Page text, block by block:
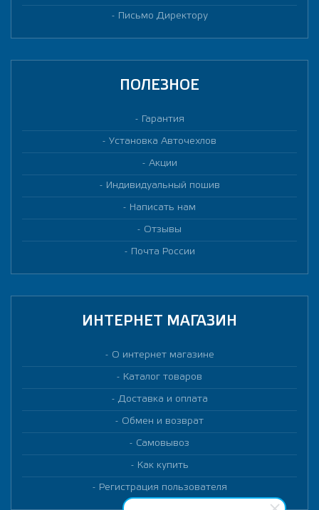
Письмо Директору
ПОЛЕЗНОЕ
Гарантия
Установка Авточехлов
Акции
Индивидуальный пошив
Написать нам
Отзывы
Почта России
ИНТЕРНЕТ МАГАЗИН
О интернет магазине
Каталог товаров
Доставка и оплата
Обмен и возврат
Самовывоз
Как купить
Регистрация пользователя